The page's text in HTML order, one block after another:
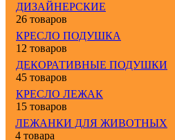
ДИЗАЙНЕРСКИЕ
26 товаров
КРЕСЛО ПОДУШКА
12 товаров
ДЕКОРАТИВНЫЕ ПОДУШКИ
45 товаров
КРЕСЛО ЛЕЖАК
15 товаров
ЛЕЖАНКИ ДЛЯ ЖИВОТНЫХ
4 товара